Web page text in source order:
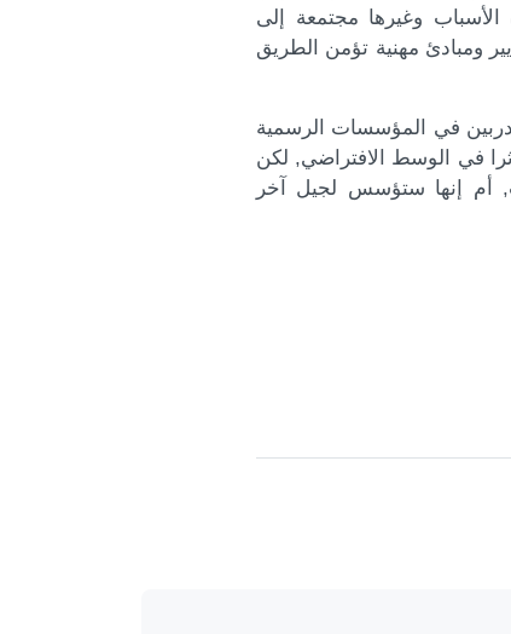
وغيرها مجتمعة إلى
ومبادئ مهنية تؤمن الطريق
في المؤسسات الرسمية
في الوسط الافتراضي, لكن
أم إنها ستؤسس لجيل آخر